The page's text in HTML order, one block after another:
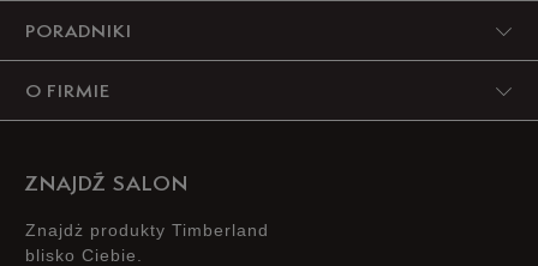
3
2
PORADNIKI
O FIRMIE
ZNAJDŹ SALON
Znajdż produkty Timberland
blisko Ciebie.